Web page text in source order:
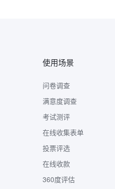
使用场景
问卷调查
满意度调查
考试测评
在线收集表单
投票评选
在线收款
360度评估